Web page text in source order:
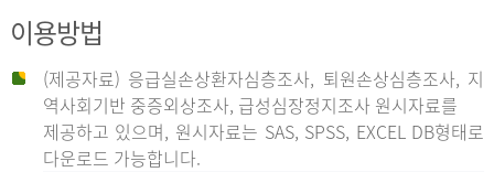
이용방법
(제공자료) 응급실손상환자심층조사, 퇴원손상심층조사, 지
역사회기반 중증외상조사, 급성심장정지조사 원시자료를
제공하고 있으며, 원시자료는 SAS, SPSS, EXCEL DB형태로
다운로드 가능합니다.